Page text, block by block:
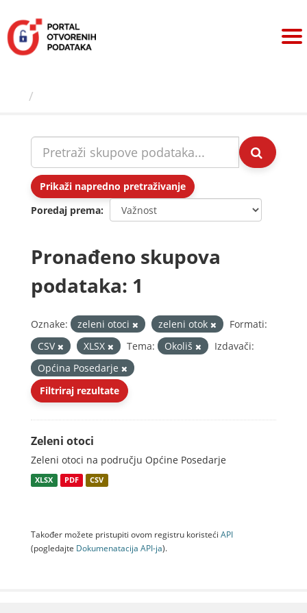
sadržaj
Prikaži napredno pretraživanje
Poredaj prema
Pronađeno skupova
podataka: 1
Oznake: zeleni otoci zeleni otok
Formati:
CSV
XLSX Tema: Okoliš
Izdavači:
Općina Posedarje
Filtriraj rezultate
Zeleni otoci
Zeleni otoci na području Općine Posedarje
XLSX PDF CSV
Također možete pristupiti ovom registru koristeći API
(pogledajte Dokumenаtаcijа API-jа).